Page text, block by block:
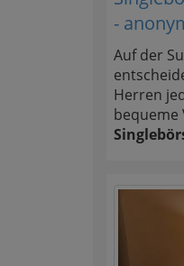
-
Auf der
Herren
bequeme